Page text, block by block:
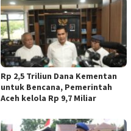
Rp 2,5 Triliun Dana Kementan
untuk Bencana, Pemerintah
Aceh kelola Rp 9,7 Miliar